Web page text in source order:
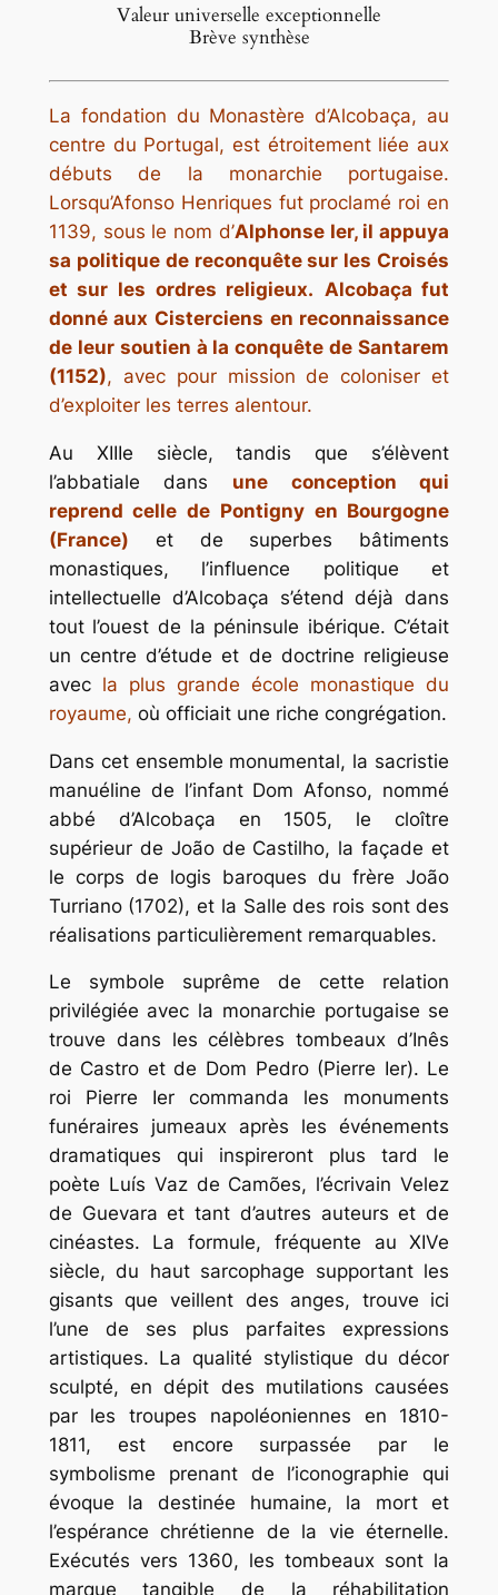
Valeur universelle exceptionnelle
Brève synthèse
La fondation du Monastère d’Alcobaça, au
centre du Portugal, est étroitement liée aux
débuts de la monarchie portugaise.
Lorsqu’Afonso Henriques fut proclamé roi en
1139, sous le nom d’Alphonse Ier, il appuya
sa politique de reconquête sur les Croisés
et sur les ordres religieux. Alcobaça fut
donné aux Cisterciens en reconnaissance
de leur soutien à la conquête de Santarem
(1152), avec pour mission de coloniser et
d’exploiter les terres alentour.
Au XIIIe siècle, tandis que s’élèvent
l’abbatiale dans une conception qui
reprend celle de Pontigny en Bourgogne
(France) et de superbes bâtiments
monastiques, l’influence politique et
intellectuelle d’Alcobaça s’étend déjà dans
tout l’ouest de la péninsule ibérique. C’était
un centre d’étude et de doctrine religieuse
avec la plus grande école monastique du
royaume, où officiait une riche congrégation.
Dans cet ensemble monumental, la sacristie
manuéline de l’infant Dom Afonso, nommé
abbé d’Alcobaça en 1505, le cloître
supérieur de João de Castilho, la façade et
le corps de logis baroques du frère João
Turriano (1702), et la Salle des rois sont des
réalisations particulièrement remarquables.
Le symbole suprême de cette relation
privilégiée avec la monarchie portugaise se
trouve dans les célèbres tombeaux d’Inês
de Castro et de Dom Pedro (Pierre Ier). Le
roi Pierre Ier commanda les monuments
funéraires jumeaux après les événements
dramatiques qui inspireront plus tard le
poète Luís Vaz de Camões, l’écrivain Velez
de Guevara et tant d’autres auteurs et de
cinéastes. La formule, fréquente au XIVe
siècle, du haut sarcophage supportant les
gisants que veillent des anges, trouve ici
l’une de ses plus parfaites expressions
artistiques. La qualité stylistique du décor
sculpté, en dépit des mutilations causées
par les troupes napoléoniennes en 1810-
1811, est encore surpassée par le
symbolisme prenant de l’iconographie qui
évoque la destinée humaine, la mort et
l’espérance chrétienne de la vie éternelle.
Exécutés vers 1360, les tombeaux sont la
marque tangible de la réhabilitation